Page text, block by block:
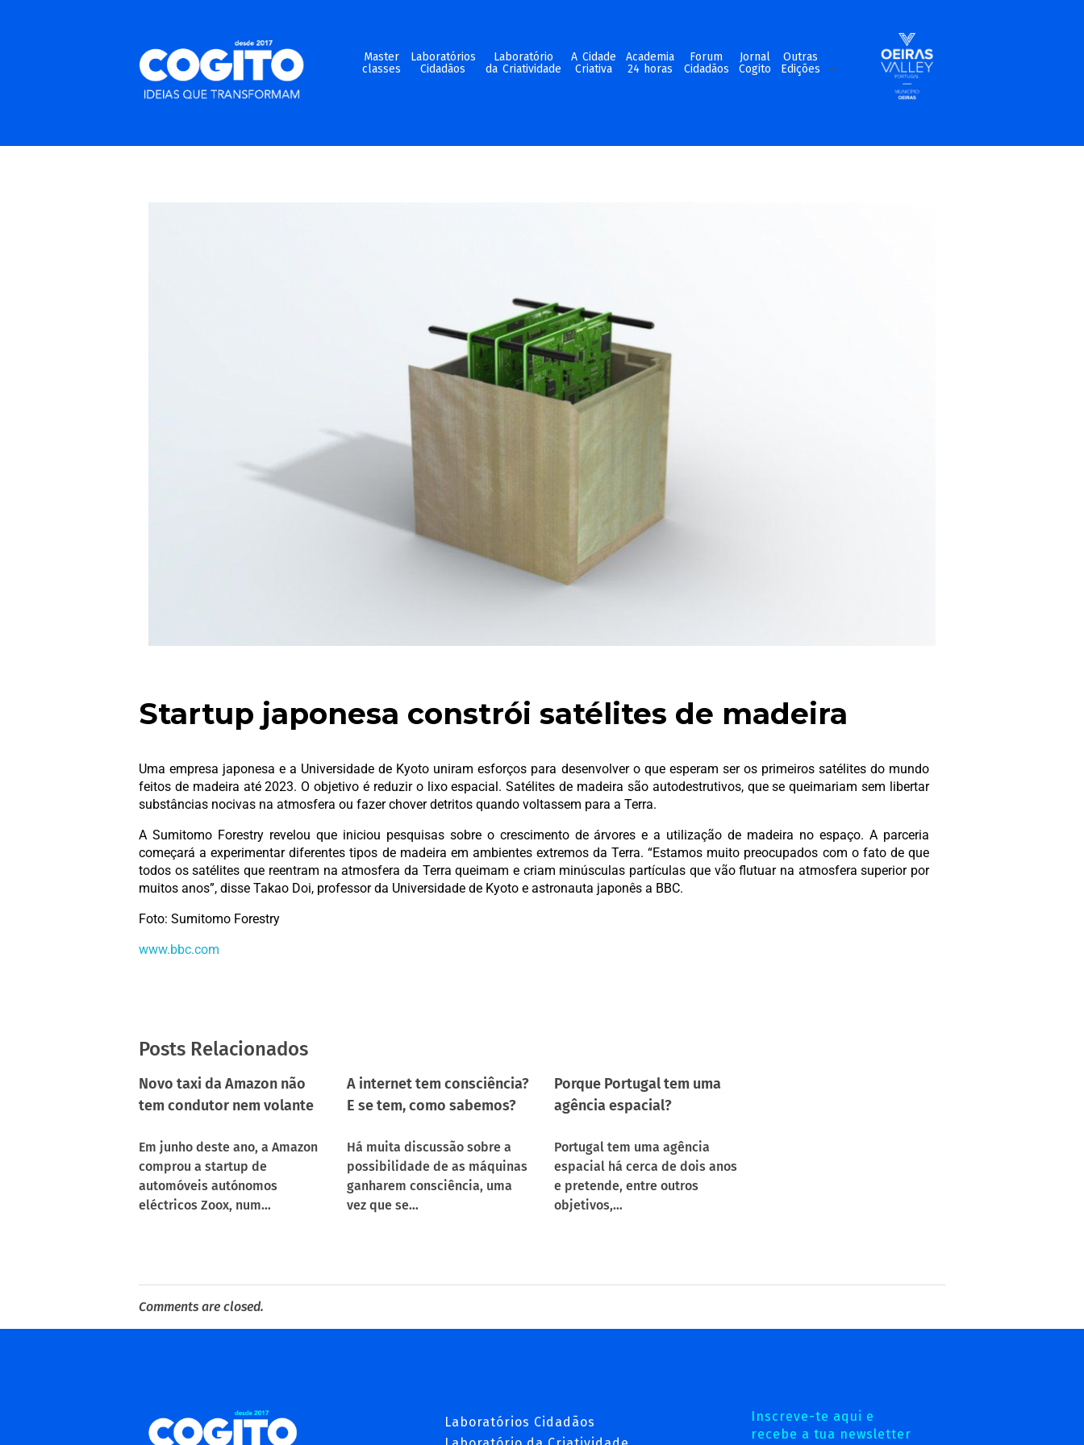
Master
classes
Laboratórios
Cidadãos
Laboratório
da Criatividade
A Cidade
Criativa
Academia
24 horas
Forum
Cidadãos
Jornal
Cogito
Outras
Edições
Startup japonesa constrói satélites de madeira
Uma empresa japonesa e a Universidade de Kyoto uniram esforços para desenvolver o que esperam ser os primeiros satélites do mundo
feitos de madeira até 2023. O objetivo é reduzir o lixo espacial. Satélites de madeira são autodestrutivos, que se queimariam sem libertar
substâncias nocivas na atmosfera ou fazer chover detritos quando voltassem para a Terra.
A Sumitomo Forestry revelou que iniciou pesquisas sobre o crescimento de árvores e a utilização de madeira no espaço. A parceria
começará a experimentar diferentes tipos de madeira em ambientes extremos da Terra. “Estamos muito preocupados com o fato de que
todos os satélites que reentram na atmosfera da Terra queimam e criam minúsculas partículas que vão flutuar na atmosfera superior por
muitos anos”, disse Takao Doi, professor da Universidade de Kyoto e astronauta japonês a BBC.
Foto: Sumitomo Forestry
www.bbc.com
Posts Relacionados
Novo taxi da Amazon não
tem condutor nem volante
Em junho deste ano, a Amazon
comprou a startup de
automóveis autónomos
eléctricos Zoox, num…
A internet tem consciência?
E se tem, como sabemos?
Há muita discussão sobre a
possibilidade de as máquinas
ganharem consciência, uma
vez que se…
Porque Portugal tem uma
agência espacial?
Portugal tem uma agência
espacial há cerca de dois anos
e pretende, entre outros
objetivos,…
Comments are closed.
Laboratórios Cidadãos
Inscreve-te aqui e
recebe a tua newsletter